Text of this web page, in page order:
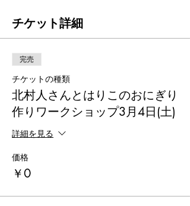
チケット詳細
完売
チケットの種類
北村人さんとはりこのおにぎり
作りワークショップ3月4日(土)
詳細を見る
価格
￥0